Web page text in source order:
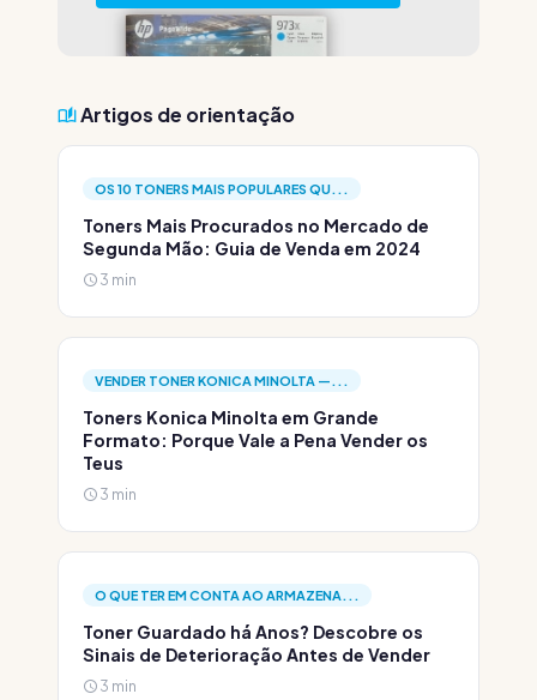
Artigos de orientação
OS 10 TONERS MAIS POPULARES QU...
Toners Mais Procurados no Mercado de
Segunda Mão: Guia de Venda em 2024
3 min
VENDER TONER KONICA MINOLTA —...
Toners Konica Minolta em Grande
Formato: Porque Vale a Pena Vender os
Teus
3 min
O QUE TER EM CONTA AO ARMAZENA...
Toner Guardado há Anos? Descobre os
Sinais de Deterioração Antes de Vender
3 min